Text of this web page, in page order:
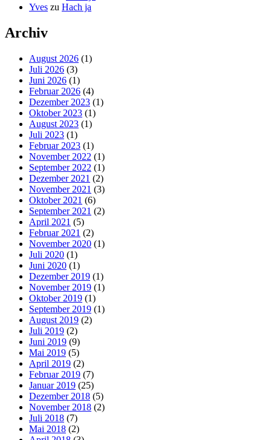
Yves zu Hach ja
Archiv
August 2026 (1)
Juli 2026 (3)
Juni 2026 (1)
Februar 2026 (4)
Dezember 2023 (1)
Oktober 2023 (1)
August 2023 (1)
Juli 2023 (1)
Februar 2023 (1)
November 2022 (1)
September 2022 (1)
Dezember 2021 (2)
November 2021 (3)
Oktober 2021 (6)
September 2021 (2)
April 2021 (5)
Februar 2021 (2)
November 2020 (1)
Juli 2020 (1)
Juni 2020 (1)
Dezember 2019 (1)
November 2019 (1)
Oktober 2019 (1)
September 2019 (1)
August 2019 (2)
Juli 2019 (2)
Juni 2019 (9)
Mai 2019 (5)
April 2019 (2)
Februar 2019 (7)
Januar 2019 (25)
Dezember 2018 (5)
November 2018 (2)
Juli 2018 (7)
Mai 2018 (2)